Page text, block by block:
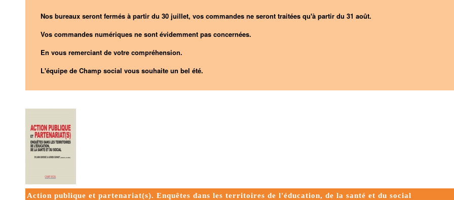
Nos bureaux seront fermés à partir du 30 juillet, vos commandes ne seront traitées qu'à partir du 31 août.
Vos commandes numériques ne sont évidemment pas concernées.
En vous remerciant de votre compréhension.
L'équipe de Champ social vous souhaite un bel été.
Action publique et partenariat(s). Enquêtes dans les territoires de l'éducation, de la santé et du social